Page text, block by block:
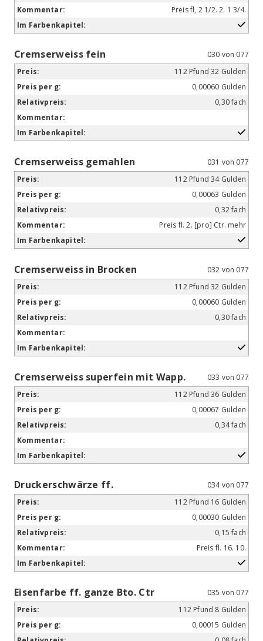
Preis fl, 2 1/2. 2. 1 3/4.
Cremserweiss fein
030 von 077
112 Pfund 32 Gulden
0,00060 Gulden
0,30 fach
Cremserweiss gemahlen
031 von 077
112 Pfund 34 Gulden
0,00063 Gulden
0,32 fach
Preis fl. 2. [pro] Ctr. mehr
Cremserweiss in Brocken
032 von 077
112 Pfund 32 Gulden
0,00060 Gulden
0,30 fach
Cremserweiss superfein mit Wapp.
033 von 077
112 Pfund 36 Gulden
0,00067 Gulden
0,34 fach
Druckerschwärze ff.
034 von 077
112 Pfund 16 Gulden
0,00030 Gulden
0,15 fach
Preis fl. 16. 10.
Eisenfarbe ff. ganze Bto. Ctr
035 von 077
112 Pfund 8 Gulden
0,00015 Gulden